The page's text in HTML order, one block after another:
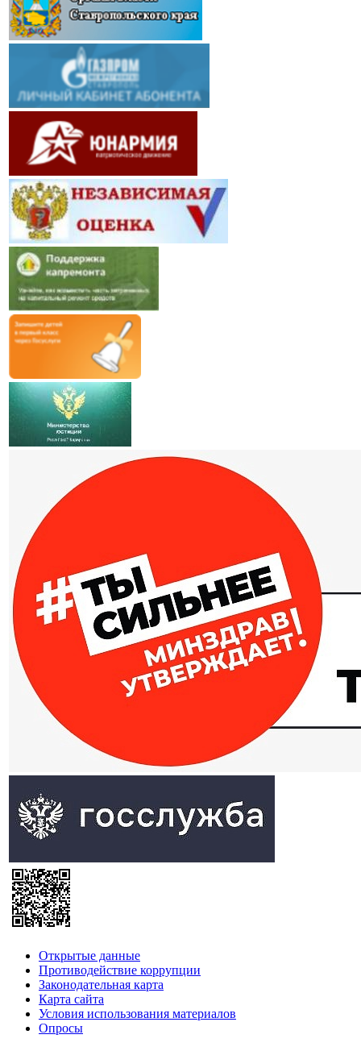
Открытые данные
Противодействие коррупции
Законодательная карта
Карта сайта
Условия использования материалов
Опросы